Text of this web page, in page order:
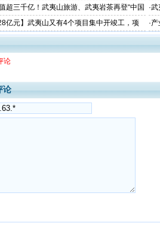
超三千亿！武夷山旅游、武夷岩茶再登“中国
”榜
·武
亿元】武夷山又有4个项目集中开竣工，项
交通、美丽乡村建设...
·产
向
论
论